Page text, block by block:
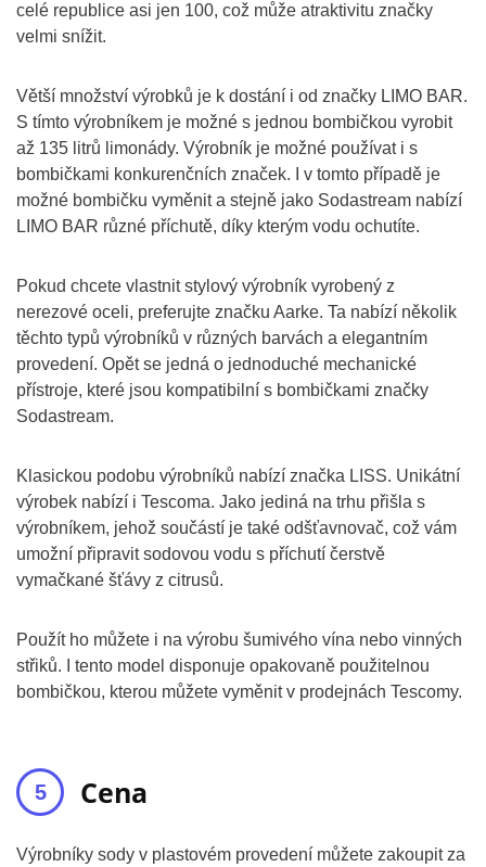
celé republice asi jen 100, což může atraktivitu značky
velmi snížit.
Větší množství výrobků je k dostání i od značky LIMO BAR.
S tímto výrobníkem je možné s jednou bombičkou vyrobit
až 135 litrů limonády. Výrobník je možné používat i s
bombičkami konkurenčních značek. I v tomto případě je
možné bombičku vyměnit a stejně jako Sodastream nabízí
LIMO BAR různé příchutě, díky kterým vodu ochutíte.
Pokud chcete vlastnit stylový výrobník vyrobený z
nerezové oceli, preferujte značku Aarke. Ta nabízí několik
těchto typů výrobníků v různých barvách a elegantním
provedení. Opět se jedná o jednoduché mechanické
přístroje, které jsou kompatibilní s bombičkami značky
Sodastream.
Klasickou podobu výrobníků nabízí značka LISS. Unikátní
výrobek nabízí i Tescoma. Jako jediná na trhu přišla s
výrobníkem, jehož součástí je také odšťavnovač, což vám
umožní připravit sodovou vodu s příchutí čerstvě
vymačkané šťávy z citrusů.
Použít ho můžete i na výrobu šumivého vína nebo vinných
střiků. I tento model disponuje opakovaně použitelnou
bombičkou, kterou můžete vyměnit v prodejnách Tescomy.
Cena
Výrobníky sody v plastovém provedení můžete zakoupit za